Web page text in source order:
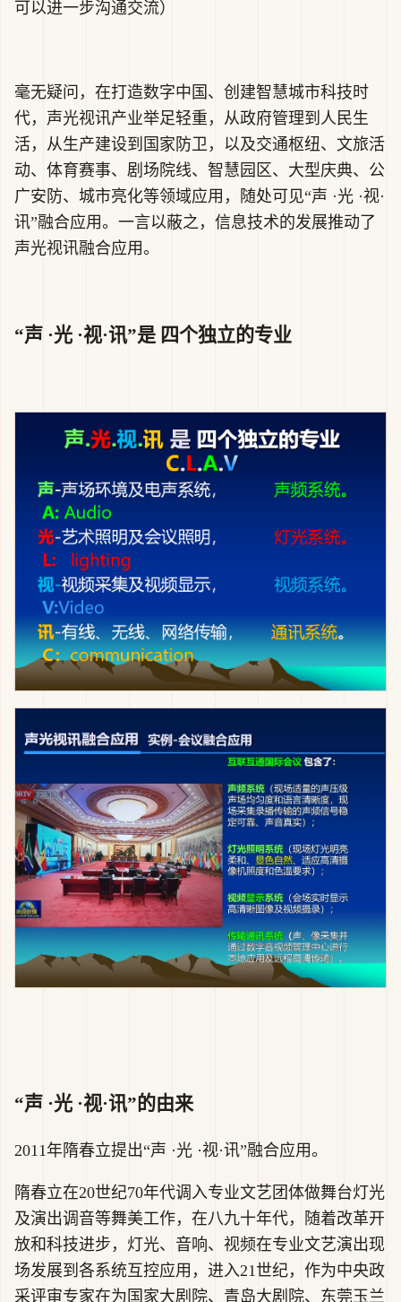
可以进一步沟通交流）
毫无疑问，在打造数字中国、创建智慧城市科技时
代，声光视讯产业举足轻重，从政府管理到人民生
活，从生产建设到国家防卫，以及交通枢纽、文旅活
动、体育赛事、剧场院线、智慧园区、大型庆典、公
广安防、城市亮化等领域应用，随处可见“声 ·光 ·视·
讯”融合应用。一言以蔽之，信息技术的发展推动了
声光视讯融合应用。
“声 ·光 ·视·讯”是 四个独立的专业
“声 ·光 ·视·讯”的由来
2011年隋春立提出“声 ·光 ·视·讯”融合应用。
隋春立在20世纪70年代调入专业文艺团体做舞台灯光
及演出调音等舞美工作，在八九十年代，随着改革开
放和科技进步，灯光、音响、视频在专业文艺演出现
场发展到各系统互控应用，进入21世纪，作为中央政
采评审专家在为国家大剧院、青岛大剧院、东莞玉兰